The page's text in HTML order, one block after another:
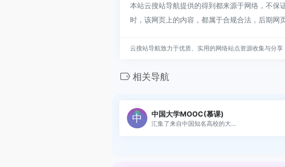
本站云搜站导航提供的得到都来源于网络，不
时，该网页上的内容，都属于合规合法，后期网
云搜站导航致力于优质、实用的网络站点资源收集与分享
相关导航
中国大学MOOC(慕课)
汇集了来自中国知名高校的大...